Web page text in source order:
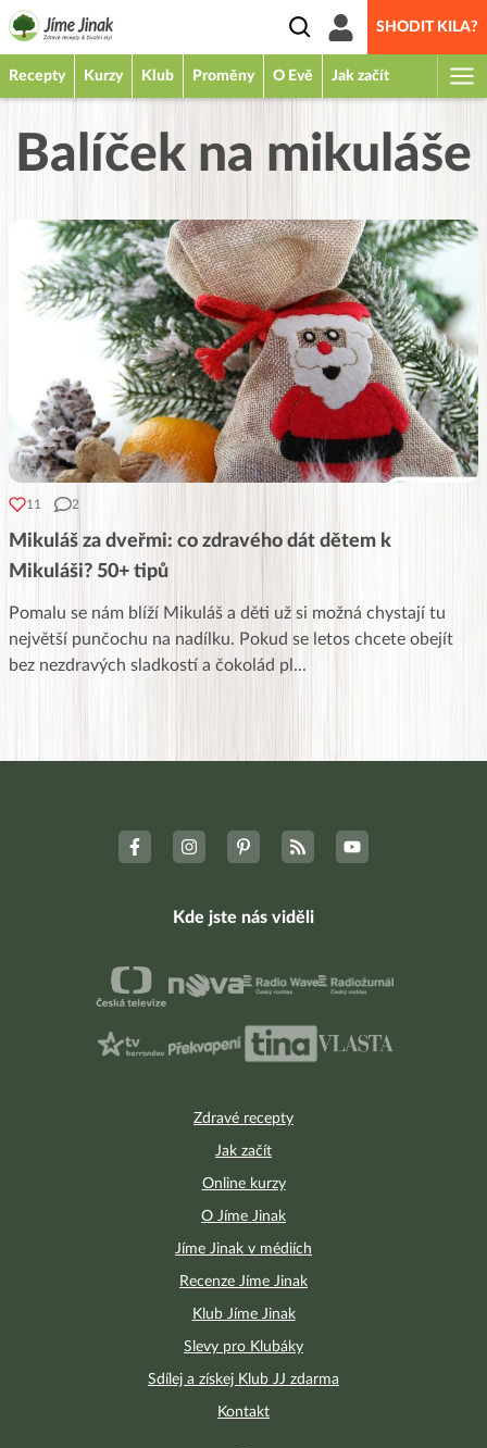
SHODIT KILA?
Recepty Kurzy Klub Proměny O Evě Jak začít
Balíček na mikuláše
11 2
Mikuláš za dveřmi: co zdravého dát dětem k
Mikuláši? 50+ tipů
Pomalu se nám blíží Mikuláš a děti už si možná chystají tu
největší punčochu na nadílku. Pokud se letos chcete obejít
bez nezdravých sladkostí a čokolád pl ...
Zdravé recepty
Jak začít
Online kurzy
O Jíme Jinak
Jíme Jinak v médiích
Recenze Jíme Jinak
Klub Jíme Jinak
Slevy pro Klubáky
Sdílej a získej Klub JJ zdarma
Kontakt
Kde jste nás viděli